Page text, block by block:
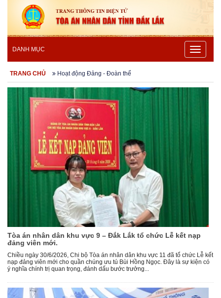
DANH MỤC
Toggle
TRANG CHỦ Hoạt động Đảng - Đoàn thể
Tòa án nhân dân khu vực 9 – Đắk Lắk tổ chức Lễ kết nạp
đảng viên mới.
Chiều ngày 30/6/2026, Chi bộ Tòa án nhân dân khu vực 11 đã tổ chức Lễ kết
nạp đảng viên mới cho quần chúng ưu tú Bùi Hồng Ngọc. Đây là sự kiện có
ý nghĩa chính trị quan trọng, đánh dấu bước trưởng...